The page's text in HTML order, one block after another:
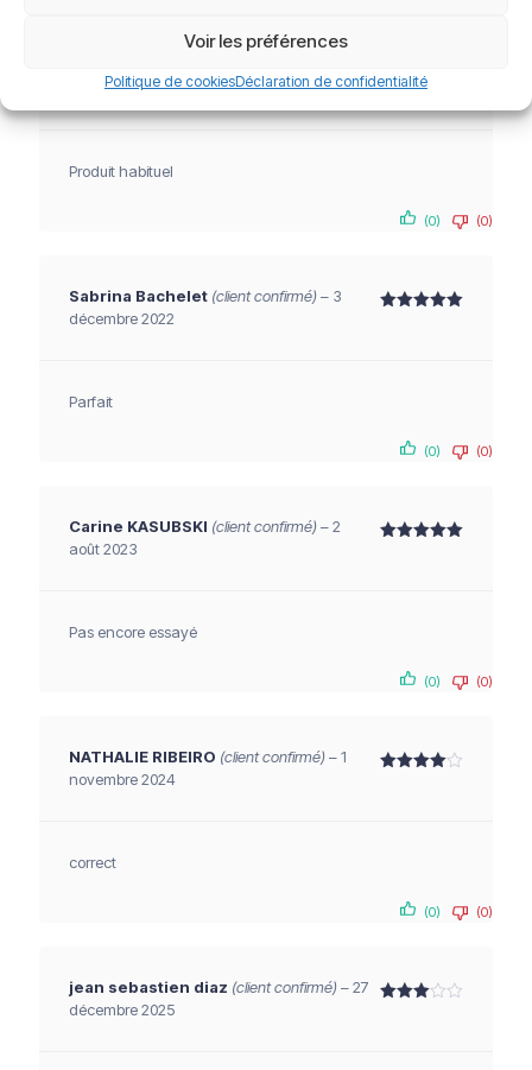
Voir les préférences
Politique de cookiesDéclaration de confidentialité
Note5
Francois R.(client confirmé)–27 mai 2022
Produit habituel
(0) (0)
Sabrina Bachelet (client confirmé)– 3
décembre 2022
Parfait
(0) (0)
Carine KASUBSKI (client confirmé)–2
août 2023
Pas encore essayé
(0) (0)
NATHALIE RIBEIRO (client confirmé)–1
novembre 2024
correct
(0) (0)
jean sebastien diaz (client confirmé)–27
décembre 2025